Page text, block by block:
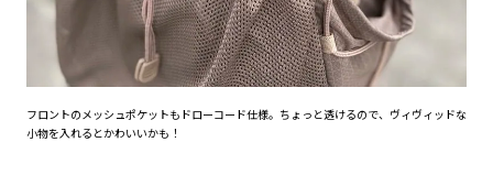
フロントのメッシュポケットもドローコード仕様。ちょっと透けるので、ヴィヴィッドな
小物を入れるとかわいいかも！